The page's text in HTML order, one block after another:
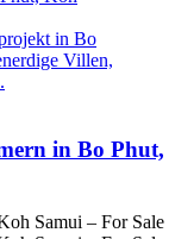
in Bo
Villen,
in Bo Phut,